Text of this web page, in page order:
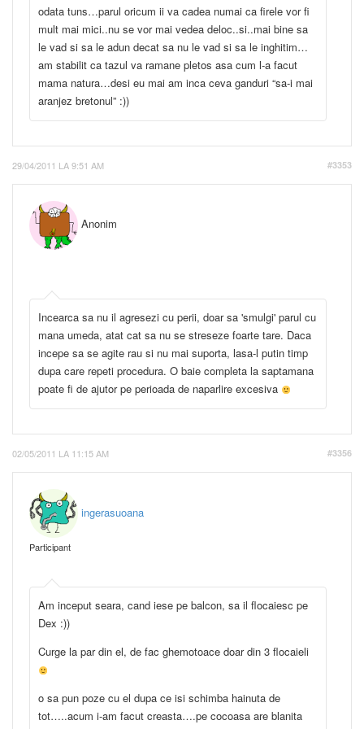
odata tuns…parul oricum ii va cadea numai ca firele vor fi
mult mai mici..nu se vor mai vedea deloc..si..mai bine sa
le vad si sa le adun decat sa nu le vad si sa le inghitim…
am stabilit ca tazul va ramane pletos asa cum l-a facut
mama natura…desi eu mai am inca ceva ganduri “sa-i mai
aranjez bretonul” :))
29/04/2011 LA 9:51 AM #3353
Anonim
Incearca sa nu il agresezi cu perii, doar sa 'smulgi' parul cu
mana umeda, atat cat sa nu se streseze foarte tare. Daca
incepe sa se agite rau si nu mai suporta, lasa-l putin timp
dupa care repeti procedura. O baie completa la saptamana
poate fi de ajutor pe perioada de naparlire excesiva
02/05/2011 LA 11:15 AM #3356
ingerasuoana
Participant
Am inceput seara, cand iese pe balcon, sa il flocaiesc pe
Dex :))
Curge la par din el, de fac ghemotoace doar din 3 flocaieli
o sa pun poze cu el dupa ce isi schimba hainuta de
tot…..acum i-am facut creasta….pe cocoasa are blanita